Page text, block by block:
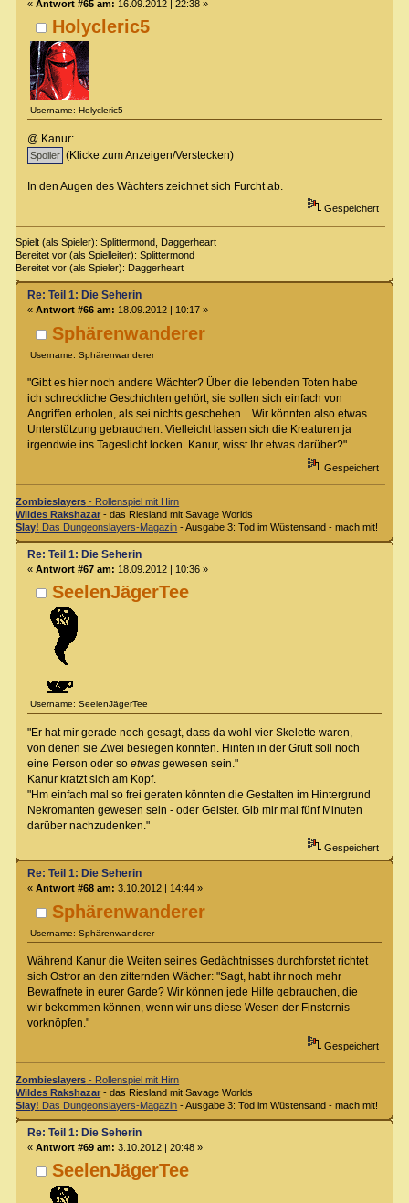
Holycleric5
Username: Holycleric5
« Antwort #65 am: 16.09.2012 | 22:38 »
@ Kanur:
(Klicke zum Anzeigen/Verstecken)
In den Augen des Wächters zeichnet sich Furcht ab.
Gespeichert
Spielt (als Spieler): Splittermond, Daggerheart
Bereitet vor (als Spielleiter): Splittermond
Bereitet vor (als Spieler): Daggerheart
Sphärenwanderer
Username: Sphärenwanderer
Re: Teil 1: Die Seherin
« Antwort #66 am: 18.09.2012 | 10:17 »
"Gibt es hier noch andere Wächter? Über die lebenden Toten habe
ich schreckliche Geschichten gehört, sie sollen sich einfach von
Angriffen erholen, als sei nichts geschehen... Wir könnten also etwas
Unterstützung gebrauchen. Vielleicht lassen sich die Kreaturen ja
irgendwie ins Tageslicht locken. Kanur, wisst Ihr etwas darüber?"
Gespeichert
Zombieslayers - Rollenspiel mit Hirn
Wildes Rakshazar - das Riesland mit Savage Worlds
Slay! Das Dungeonslayers-Magazin - Ausgabe 3: Tod im Wüstensand - mach mit!
SeelenJägerTee
Username: SeelenJägerTee
Re: Teil 1: Die Seherin
« Antwort #67 am: 18.09.2012 | 10:36 »
"Er hat mir gerade noch gesagt, dass da wohl vier Skelette waren,
von denen sie Zwei besiegen konnten. Hinten in der Gruft soll noch
eine Person oder so etwasgewesen sein."
Kanur kratzt sich am Kopf.
"Hm einfach mal so frei geraten könnten die Gestalten im Hintergrund
Nekromanten gewesen sein - oder Geister. Gib mir mal fünf Minuten
darüber nachzudenken."
Gespeichert
Sphärenwanderer
Username: Sphärenwanderer
Re: Teil 1: Die Seherin
« Antwort #68 am: 3.10.2012 | 14:44 »
Während Kanur die Weiten seines Gedächtnisses durchforstet richtet
sich Ostror an den zitternden Wächer: "Sagt, habt ihr noch mehr
Bewaffnete in eurer Garde? Wir können jede Hilfe gebrauchen, die
wir bekommen können, wenn wir uns diese Wesen der Finsternis
vorknöpfen."
Gespeichert
Zombieslayers - Rollenspiel mit Hirn
Wildes Rakshazar - das Riesland mit Savage Worlds
Slay! Das Dungeonslayers-Magazin - Ausgabe 3: Tod im Wüstensand - mach mit!
SeelenJägerTee
Re: Teil 1: Die Seherin
« Antwort #69 am: 3.10.2012 | 20:48 »